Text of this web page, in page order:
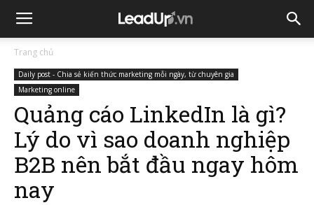
Trang chủ
Daily post - Chia sẻ kiến thức marketing mỗi ngày, từ chuyên gia
Marketing online
Quảng cáo LinkedIn là gì?
Lý do vì sao doanh nghiệp
B2B nên bắt đầu ngay hôm
nay